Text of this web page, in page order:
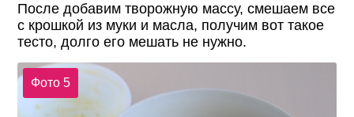
После добавим творожную массу, смешаем все
с крошкой из муки и масла, получим вот такое
тесто, долго его мешать не нужно.
Фото 5